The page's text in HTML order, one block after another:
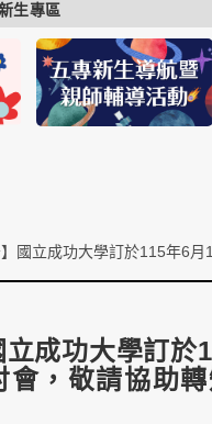
生專區
立成功大學訂
會，敬請協助